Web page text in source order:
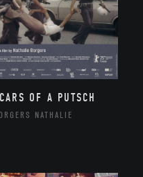
OF A PUTSCH
NATHALIE